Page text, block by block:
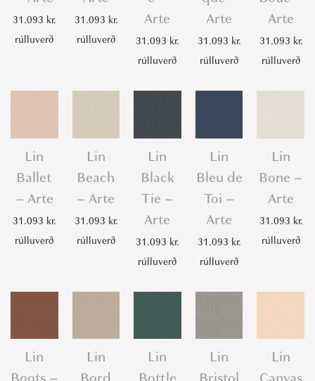
u
a
n
31.093 kr.
rúlluverð
31.093 kr.
rúlluverð
Arte
31.093 kr.
rúlluverð
Arte
31.093 kr.
rúlluverð
Arte
31.093 kr.
rúlluverð
Lin
Ballet
– Arte
31.093 kr.
rúlluverð
Lin
Beach
– Arte
31.093 kr.
rúlluverð
Lin
Black
Tie –
Arte
31.093 kr.
rúlluverð
Lin
Bleu de
Toi –
Arte
31.093 kr.
rúlluverð
Lin
Bone –
Arte
31.093 kr.
rúlluverð
Lin
Lin
Lin
Lin
Lin